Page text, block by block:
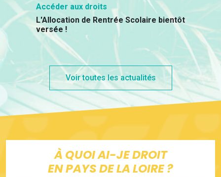
Accéder aux droits
L'Allocation de Rentrée Scolaire bientôt
versée !
Voir toutes les actualités
À QUOI AI-JE DROIT
EN PAYS DE LA LOIRE ?